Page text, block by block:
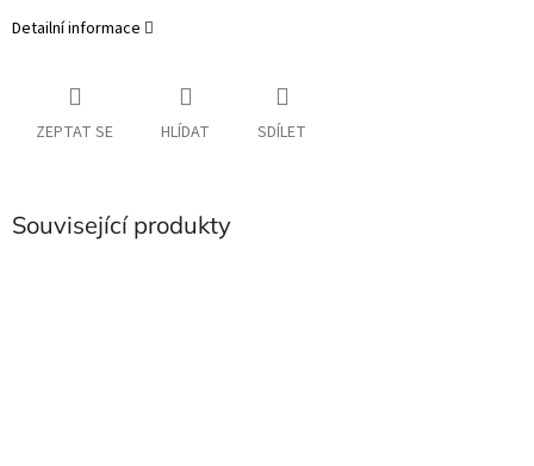
Detailní informace
ZEPTAT SE HLÍDAT SDÍLET
Související produkty